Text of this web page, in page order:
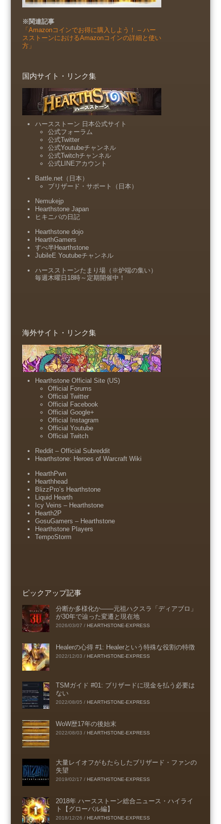
※関連記事
「Amazonコインでお得に購入しよう！ – ハー
スストーンにおけるAmazonコインの詳細と使い
方」
国内サイト・リンク集
ハースストーン 日本公式サイト
公式フォーラム
公式Twitter
公式Youtubeチャンネル
公式Twitchチャンネル
公式LINEアカウント
Battle.net（日本）
ブリザード・サポート（日本）
Nemukejp
Hearthstone Japan
ヒキニパの日記
Hearthstone dojo
HearthGamers
すべ半Hearthstone
JubileE Youtubeチャンネル
ハースストーンたまり場（※炉端の集い）
毎週木曜日18時～定期開催中！
海外サイト・リンク集
Hearthstone Official Site (US)
Official Forums
Official Twitter
Official Facebook
Official Google+
Official Instagram
Official Youtube
Official Twitch
Reddit – Official Subreddit
Hearthstone: Heroes of Warcraft Wiki
HearthPwn
Hearthhead
BlizzPro’s Hearthstone
Liquid Hearth
Icy Veins – Hearthstone
Hearth2P
GosuGamers – Hearthstone
Hearthstone Players
TempoStorm
ピックアップ記事
分断か多様化か――元祖ハクスラ「ディアブロ」
が30年で辿った変遷と現在地
2026/03/07 / HEARTHSTONE-EXPRESS
Healerの心得 #1: Healerという特殊な役割の特徴
2022/12/03 / HEARTHSTONE-EXPRESS
TSMガイド #01: ブリザードに現金を払う必要は
ない
2022/08/05 / HEARTHSTONE-EXPRESS
WoW歴17年の後始末
2022/08/03 / HEARTHSTONE-EXPRESS
大量レイオフがもたらしたブリザード・ファンの
失望
2019/02/17 / HEARTHSTONE-EXPRESS
2018年 ハースストーン総合ニュース・ハイライ
ト【グローバル編】
2018/12/26 / HEARTHSTONE-EXPRESS